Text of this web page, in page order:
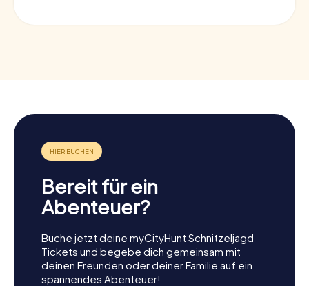
Bereit für ein
Abenteuer?
Buche jetzt deine myCityHunt Schnitzeljagd
Tickets und begebe dich gemeinsam mit
deinen Freunden oder deiner Familie auf ein
spannendes Abenteuer!